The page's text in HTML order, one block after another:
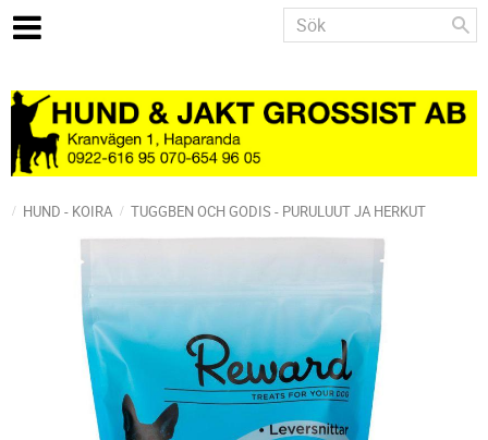
HUND - KOIRA TUGGBEN OCH GODIS - PURULUUT JA HERKUT